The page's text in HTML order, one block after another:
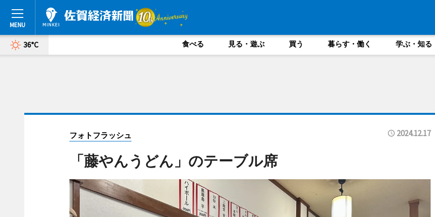
36°C 食べる 見る・遊ぶ 買う 暮らす・働く 学ぶ・知る
フォトフラッシュ 2024.12.17
「藤やんうどん」のテーブル席